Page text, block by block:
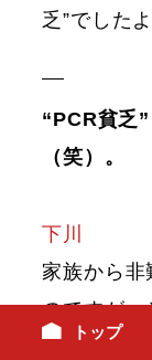
トップ
乏”でしたよ
“PCR貧乏
（笑）。
下川
家族から非
のですが、
体験だっ